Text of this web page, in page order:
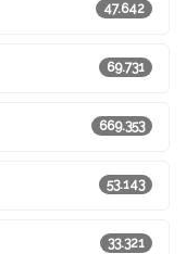
47.642
69.731
669.353
53.143
33.321